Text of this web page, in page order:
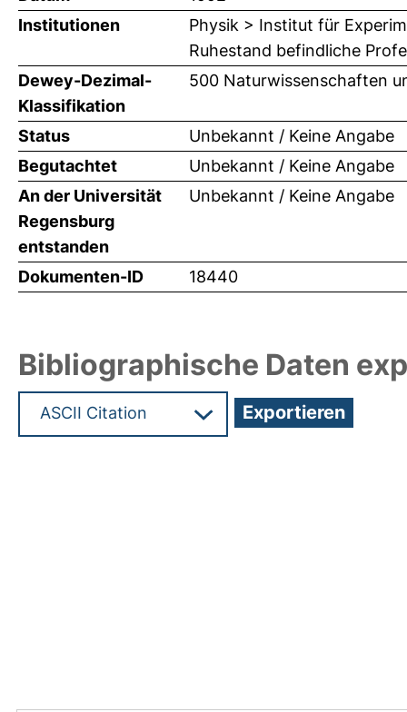
Institutionen
Physik > Institut für
Ruhestand befindliche
Dewey-Dezimal-
Klassifikation
500 Naturwissenschaften
Status
Unbekannt / Keine Angabe
Begutachtet
Unbekannt / Keine Angabe
An der Universität
Regensburg
entstanden
Unbekannt / Keine Angabe
Dokumenten-ID 18440
Bibliographische Daten